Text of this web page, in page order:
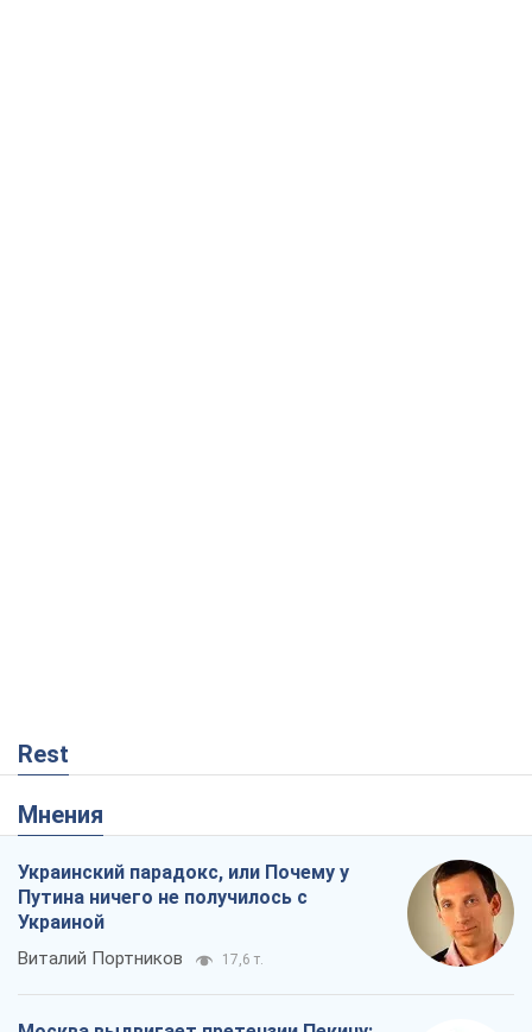
Rest
Мнения
Украинский парадокс, или Почему у
Путина ничего не получилось с
Украиной
Виталий Портников 17,6 т.